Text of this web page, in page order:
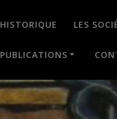
HISTORIQUE LES
PUBLICATIONS